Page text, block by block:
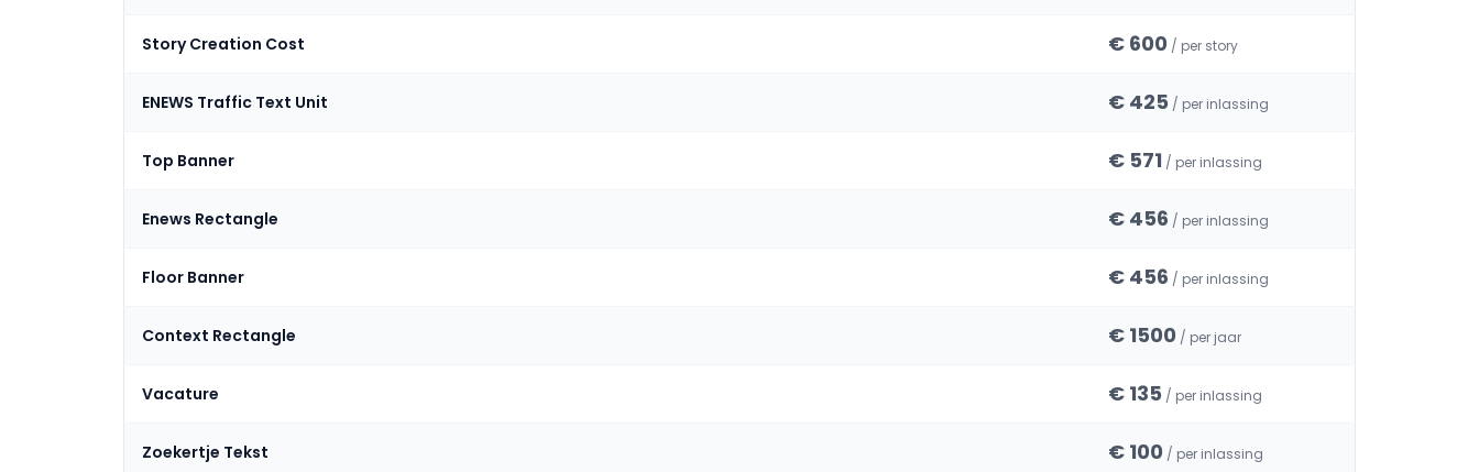
Story Creation Cost € 600 / per story
ENEWS Traffic Text Unit € 425 / per inlassing
Top Banner € 571 / per inlassing
Enews Rectangle € 456 / per inlassing
Floor Banner € 456 / per inlassing
Context Rectangle € 1500 / per jaar
Vacature € 135 / per inlassing
Zoekertje Tekst € 100 / per inlassing